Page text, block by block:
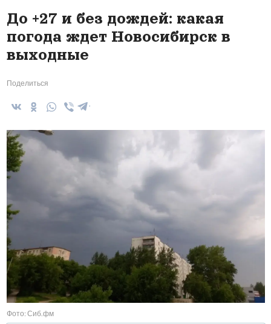
До +27 и без дождей: какая
погода ждет Новосибирск в
выходные
Поделиться
Фото: Сиб.фм